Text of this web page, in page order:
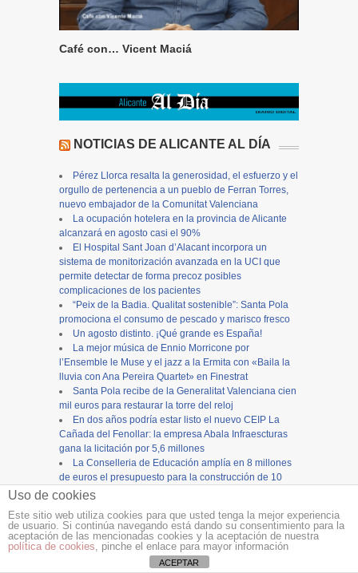
Café con… Vicent Maciá
NOTICIAS DE ALICANTE AL DÍA
Pérez Llorca resalta la generosidad, el esfuerzo y el
orgullo de pertenencia a un pueblo de Ferran Torres,
nuevo embajador de la Comunitat Valenciana
La ocupación hotelera en la provincia de Alicante
alcanzará en agosto casi el 90%
El Hospital Sant Joan d’Alacant incorpora un
sistema de monitorización avanzada en la UCI que
permite detectar de forma precoz posibles
complicaciones de los pacientes
“Peix de la Badia. Qualitat sostenible”: Santa Pola
promociona el consumo de pescado y marisco fresco
Un agosto distinto. ¡Qué grande es España!
La mejor música de Ennio Morricone por
l’Ensemble le Muse y el jazz a la Ermita con «Baila la
lluvia con Ana Pereira Quartet» en Finestrat
Santa Pola recibe de la Generalitat Valenciana cien
mil euros para restaurar la torre del reloj
En dos años podría estar listo el nuevo CEIP La
Cañada del Fenollar: la empresa Abala Infraescturas
gana la licitación por 5,6 millones
La Conselleria de Educación amplía en 8 millones
de euros el presupuesto para la construcción de 10
centros educativos en la Comunitat Valenciana
hospitalarias y servicios de Oftalmología con motivo
del eclipse solar
12endigital.es
Uso de cookies
Este sitio web utiliza cookies para que usted tenga la mejor experiencia
de usuario. Si continúa navegando está dando su consentimiento para la
aceptación de las mencionadas cookies y la aceptación de nuestra
política de cookies, pinche el enlace para mayor información
ACEPTAR